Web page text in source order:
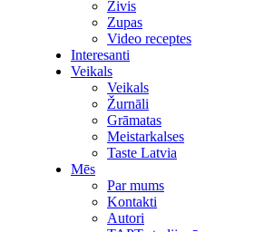
Zivis
Zupas
Video receptes
Interesanti
Veikals
Veikals
Žurnāli
Grāmatas
Meistarkalses
Taste Latvia
Mēs
Par mums
Kontakti
Autori